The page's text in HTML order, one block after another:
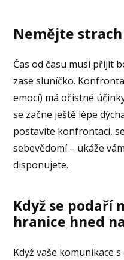
Nemějte
Čas od času musí přijít
zase sluníčko.
emocí) má očistné
se začne ještě lépe
postavíte konfrontaci,
sebevědomí – ukáže
disponujete.
Když se podaří
hranice hned
Když vaše komunikace